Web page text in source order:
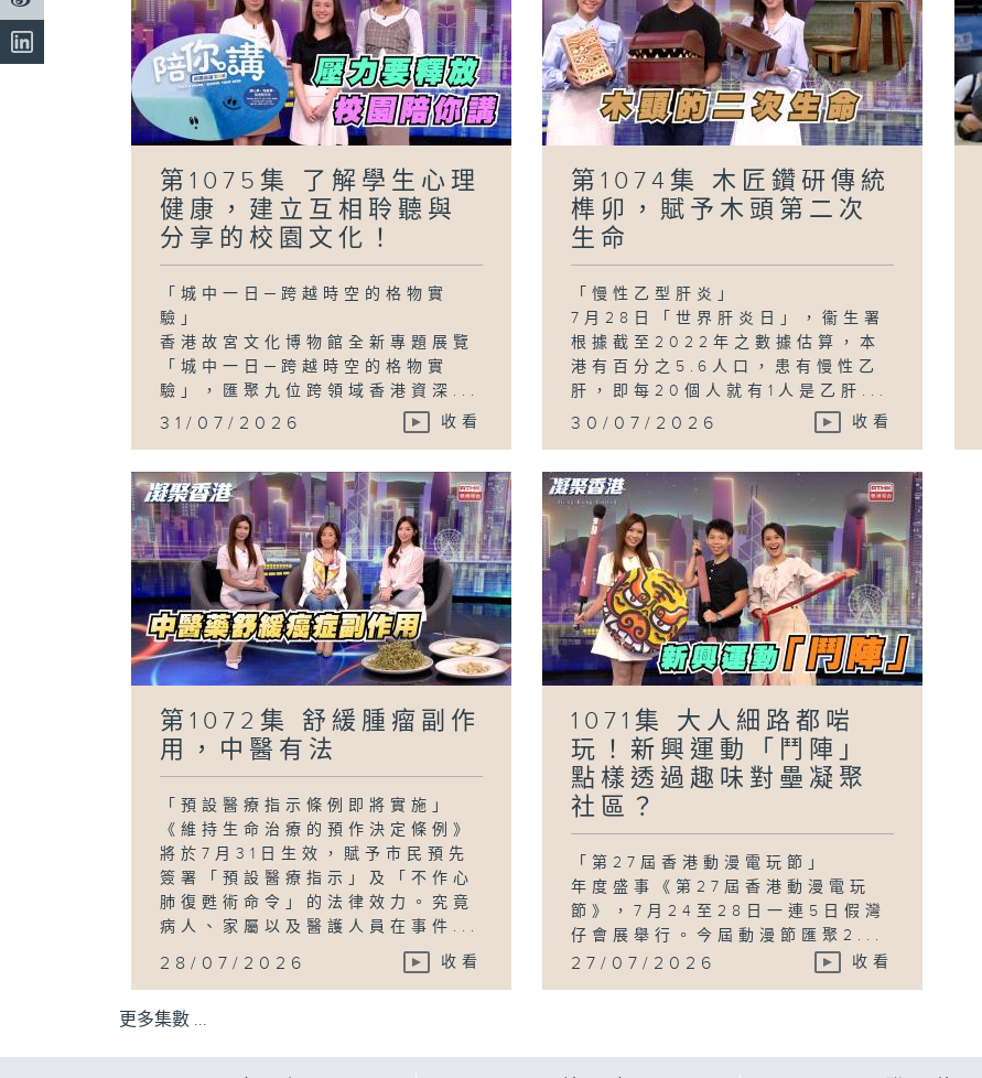
第1075集 了解學生心理
健康，建立互相聆聽與
分享的校園文化！
「城中一日─跨越時空的格物實
驗」
香港故宮文化博物館全新專題展覽
「城中一日─跨越時空的格物實
驗」，匯聚九位跨領域香港資深...
31/07/2026 收看
第1074集 木匠鑽研傳統
榫卯，賦予木頭第二次
生命
「慢性乙型肝炎」
7月28日「世界肝炎日」，衞生署
根據截至2022年之數據估算，本
港有百分之5.6人口，患有慢性乙
肝，即每20個人就有1人是乙肝...
30/07/2026 收看
第1072集 舒緩腫瘤副作
用，中醫有法
「預設醫療指示條例即將實施」
《維持生命治療的預作決定條例》
將於7月31日生效，賦予市民預先
簽署「預設醫療指示」及「不作心
肺復甦術命令」的法律效力。究竟
病人、家屬以及醫護人員在事件...
28/07/2026 收看
1071集 大人細路都啱
玩！新興運動「鬥陣」
點樣透過趣味對壘凝聚
社區？
「第27屆香港動漫電玩節」
年度盛事《第27屆香港動漫電玩
節》，7月24至28日一連5日假灣
仔會展舉行。今屆動漫節匯聚2...
27/07/2026 收看
更多集數 ...